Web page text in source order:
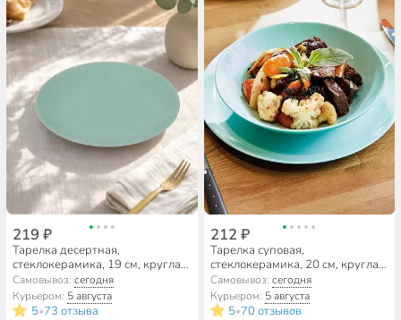
219 ₽
Тарелка десертная,
стеклокерамика, 19 см, круглая,
Diwali Turquoise, Luminarc,
P2613, бирюзовая
Самовывоз:сегодня
Курьером: 5 августа
5•73 отзыва
212 ₽
Тарелка суповая,
стеклокерамика, 20 см, круглая,
Diwali Turquoise, Luminarc,
P2019, бирюзовая
Самовывоз: сегодня
Курьером: 5 августа
5•70 отзывов